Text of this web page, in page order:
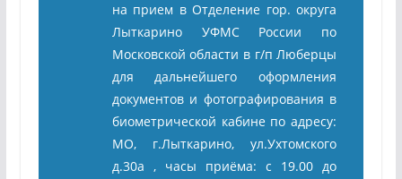
на прием в Отделение гор. округа
Лыткарино УФМС России по
Московской области в г/п Люберцы
для дальнейшего оформления
документов и фотографирования в
биометрической кабине по адресу:
МО, г.Лыткарино, ул.Ухтомского
д.30а , часы приёма: с 19.00 до